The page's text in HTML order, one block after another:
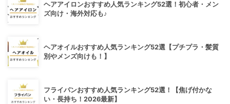
ヘアアイロンおすすめ人気ランキング52選！初心者・メン
ズ向け・海外対応も♪
ヘアオイルおすすめ人気ランキング52選【プチプラ・髪質
別やメンズ向けも！】
フライパンおすすめ人気ランキング52選！【焦げ付かな
い・長持ち！2026最新】